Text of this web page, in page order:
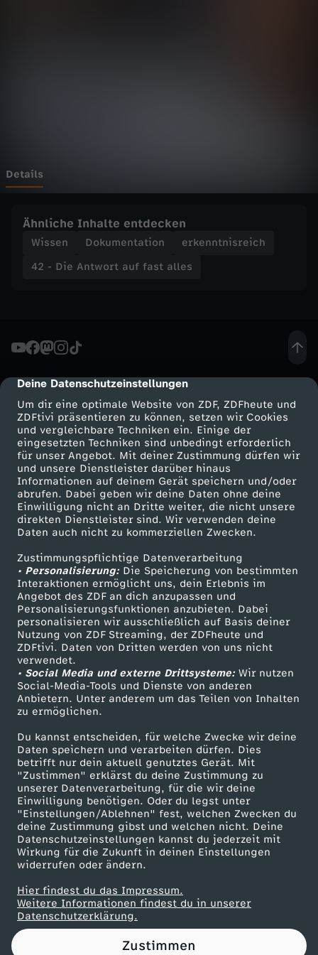
cmp-dialog-description
Deine Datenschutzeinstellungen
Um dir eine optimale Website von ZDF, ZDFheute und
ZDFtivi präsentieren zu können, setzen wir Cookies
und vergleichbare Techniken ein. Einige der
eingesetzten Techniken sind unbedingt erforderlich
für unser Angebot. Mit deiner Zustimmung dürfen wir
und unsere Dienstleister darüber hinaus
Informationen auf deinem Gerät speichern und/oder
abrufen. Dabei geben wir deine Daten ohne deine
Einwilligung nicht an Dritte weiter, die nicht unsere
direkten Dienstleister sind. Wir verwenden deine
Daten auch nicht zu kommerziellen Zwecken.
Zustimmungspflichtige Datenverarbeitung
• Personalisierung:Die Speicherung von bestimmten
Interaktionen ermöglicht uns, dein Erlebnis im
Angebot des ZDF an dich anzupassen und
Personalisierungsfunktionen anzubieten. Dabei
personalisieren wir ausschließlich auf Basis deiner
Nutzung von ZDF Streaming, der ZDFheute und
ZDFtivi. Daten von Dritten werden von uns nicht
verwendet.
• Social Media und externe Drittsysteme:Wir nutzen
Social-Media-Tools und Dienste von anderen
Anbietern. Unter anderem um das Teilen von Inhalten
zu ermöglichen.
Du kannst entscheiden, für welche Zwecke wir deine
Daten speichern und verarbeiten dürfen. Dies
betrifft nur dein aktuell genutztes Gerät. Mit
"Zustimmen" erklärst du deine Zustimmung zu
unserer Datenverarbeitung, für die wir deine
Einwilligung benötigen. Oder du legst unter
"Einstellungen/Ablehnen" fest, welchen Zwecken du
deine Zustimmung gibst und welchen nicht. Deine
Datenschutzeinstellungen kannst du jederzeit mit
Wirkung für die Zukunft in deinen Einstellungen
widerrufen oder ändern.
Hier findest du das Impressum.
Weitere Informationen findest du in unserer
Datenschutzerklärung.
Zustimmen
t
u
a
s
t
a
l
l
e
s
-
I
s
t
G
e
h
i
r
n
Details
Ähnliche Inhalte entdecken
Wissen Dokumentation
erkenntnisreich
42 - Die Antwort auf fast alles
Mehr ZDF
ZDF-Apps
Smart TV
ZDFtext
Livestreams
Sendungen A-Z
TV-Programm
Service
ZDFmitreden
Kontakt zum ZDF
Tickets
Zuschauerservice
Hilfe
ZDF Unternehmen
Karriere
ZDF goes Schule
Werbefernsehen
Mainzelmännchen
Partner